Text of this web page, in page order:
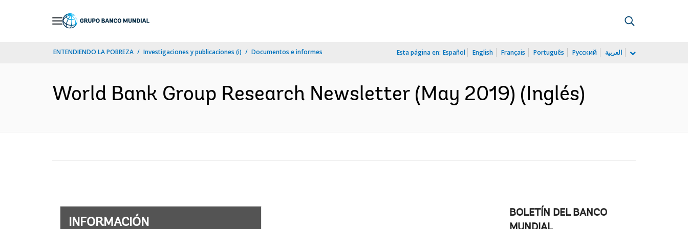
ENTENDIENDO LA POBREZA Investigaciones y publicaciones (i) Documentos e informes Esta página en: Español English Français Português Русский العربية
World Bank Group Research Newsletter (May 2019) (Inglés)
INFORMACIÓN
BOLETÍN DEL BANCO